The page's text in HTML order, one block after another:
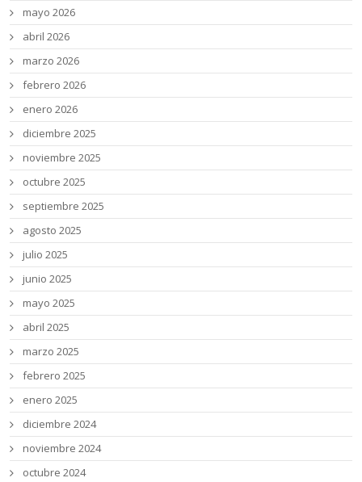
mayo 2026
abril 2026
marzo 2026
febrero 2026
enero 2026
diciembre 2025
noviembre 2025
octubre 2025
septiembre 2025
agosto 2025
julio 2025
junio 2025
mayo 2025
abril 2025
marzo 2025
febrero 2025
enero 2025
diciembre 2024
noviembre 2024
octubre 2024